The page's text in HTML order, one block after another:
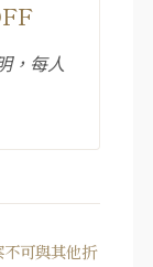
，每人
可與其他折